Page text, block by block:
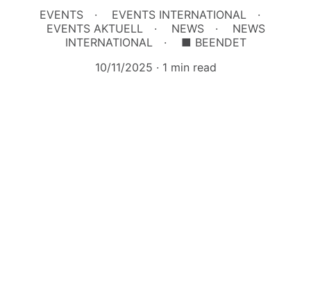
EVENTS
EVENTS INTERNATIONAL
EVENTS AKTUELL
NEWS
NEWS
INTERNATIONAL
■ BEENDET
10/11/2025
1 min read